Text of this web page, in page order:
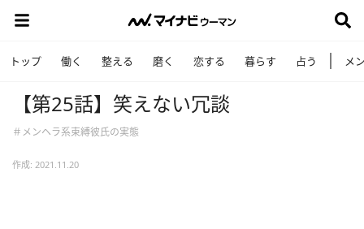
トップ 働く 整える 磨く 恋する 暮らす 占う メ
【第25話】笑えない冗談
＃メンヘラ系束縛彼氏の実態
作成: 2021.11.20